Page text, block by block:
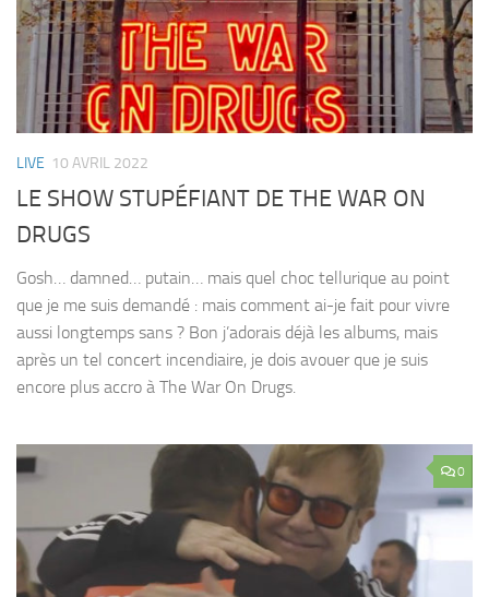
LIVE 10 AVRIL 2022
LE SHOW STUPÉFIANT DE THE WAR ON
DRUGS
Gosh… damned… putain… mais quel choc tellurique au point
que je me suis demandé : mais comment ai-je fait pour vivre
aussi longtemps sans ? Bon j’adorais déjà les albums, mais
après un tel concert incendiaire, je dois avouer que je suis
encore plus accro à The War On Drugs.
0